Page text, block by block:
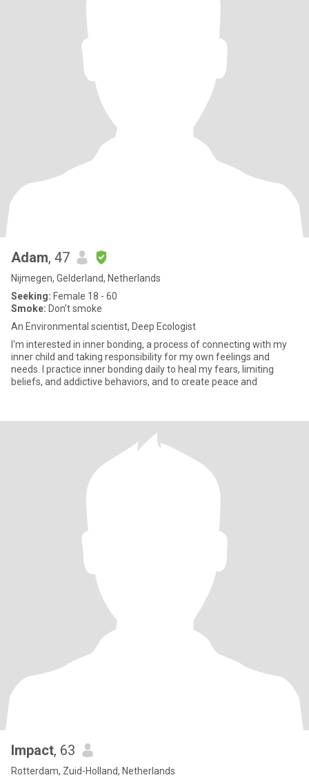
Adam, 47
Nijmegen, Gelderland, Netherlands
Seeking: Female 18 - 60
Smoke: Don't smoke
An Environmental scientist, Deep Ecologist
I'm interested in inner bonding, a process of connecting with my
inner child and taking responsibility for my own feelings and
needs. I practice inner bonding daily to heal my fears, limiting
beliefs, and addictive behaviors, and to create peace and
Impact, 63
Rotterdam, Zuid-Holland, Netherlands